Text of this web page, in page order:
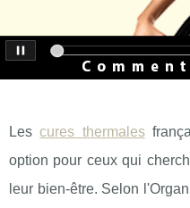
Lescures thermales
option pour ceux qui
leur bien-être. Selon